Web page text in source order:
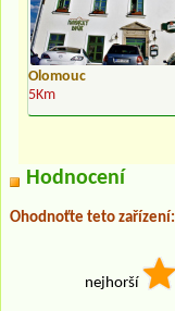
Olomouc
5Km
Hodnocení
Ohodnoťte teto zařízení:
nejhorší